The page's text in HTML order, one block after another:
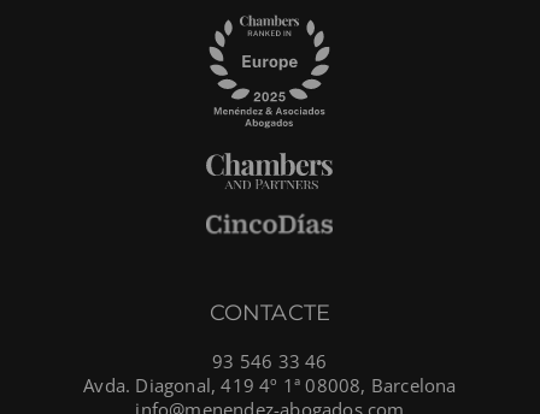
CONTACTE
93 546 33 46
Avda. Diagonal, 419 4º 1ª 08008, Barcelona
info@menendez-abogados.com